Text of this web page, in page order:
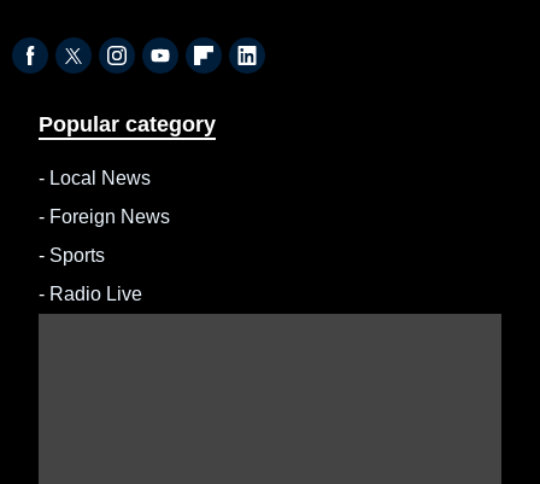
Popular category
- Local News
- Foreign News
- Sports
- Radio Live